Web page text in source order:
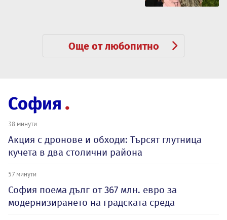
Още от любопитно
София
38 минути
Акция с дронове и обходи: Търсят глутница
кучета в два столични района
57 минути
София поема дълг от 367 млн. евро за
модернизирането на градската среда